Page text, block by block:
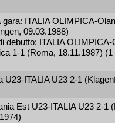
gara: ITALIA OLIMPICA-
09.03.1988)
debutto: ITALIA
1-1 (Roma, 18.11.1987) (1
U23-ITALIA U23 2-1
Est U23-ITALIA U23 2-1